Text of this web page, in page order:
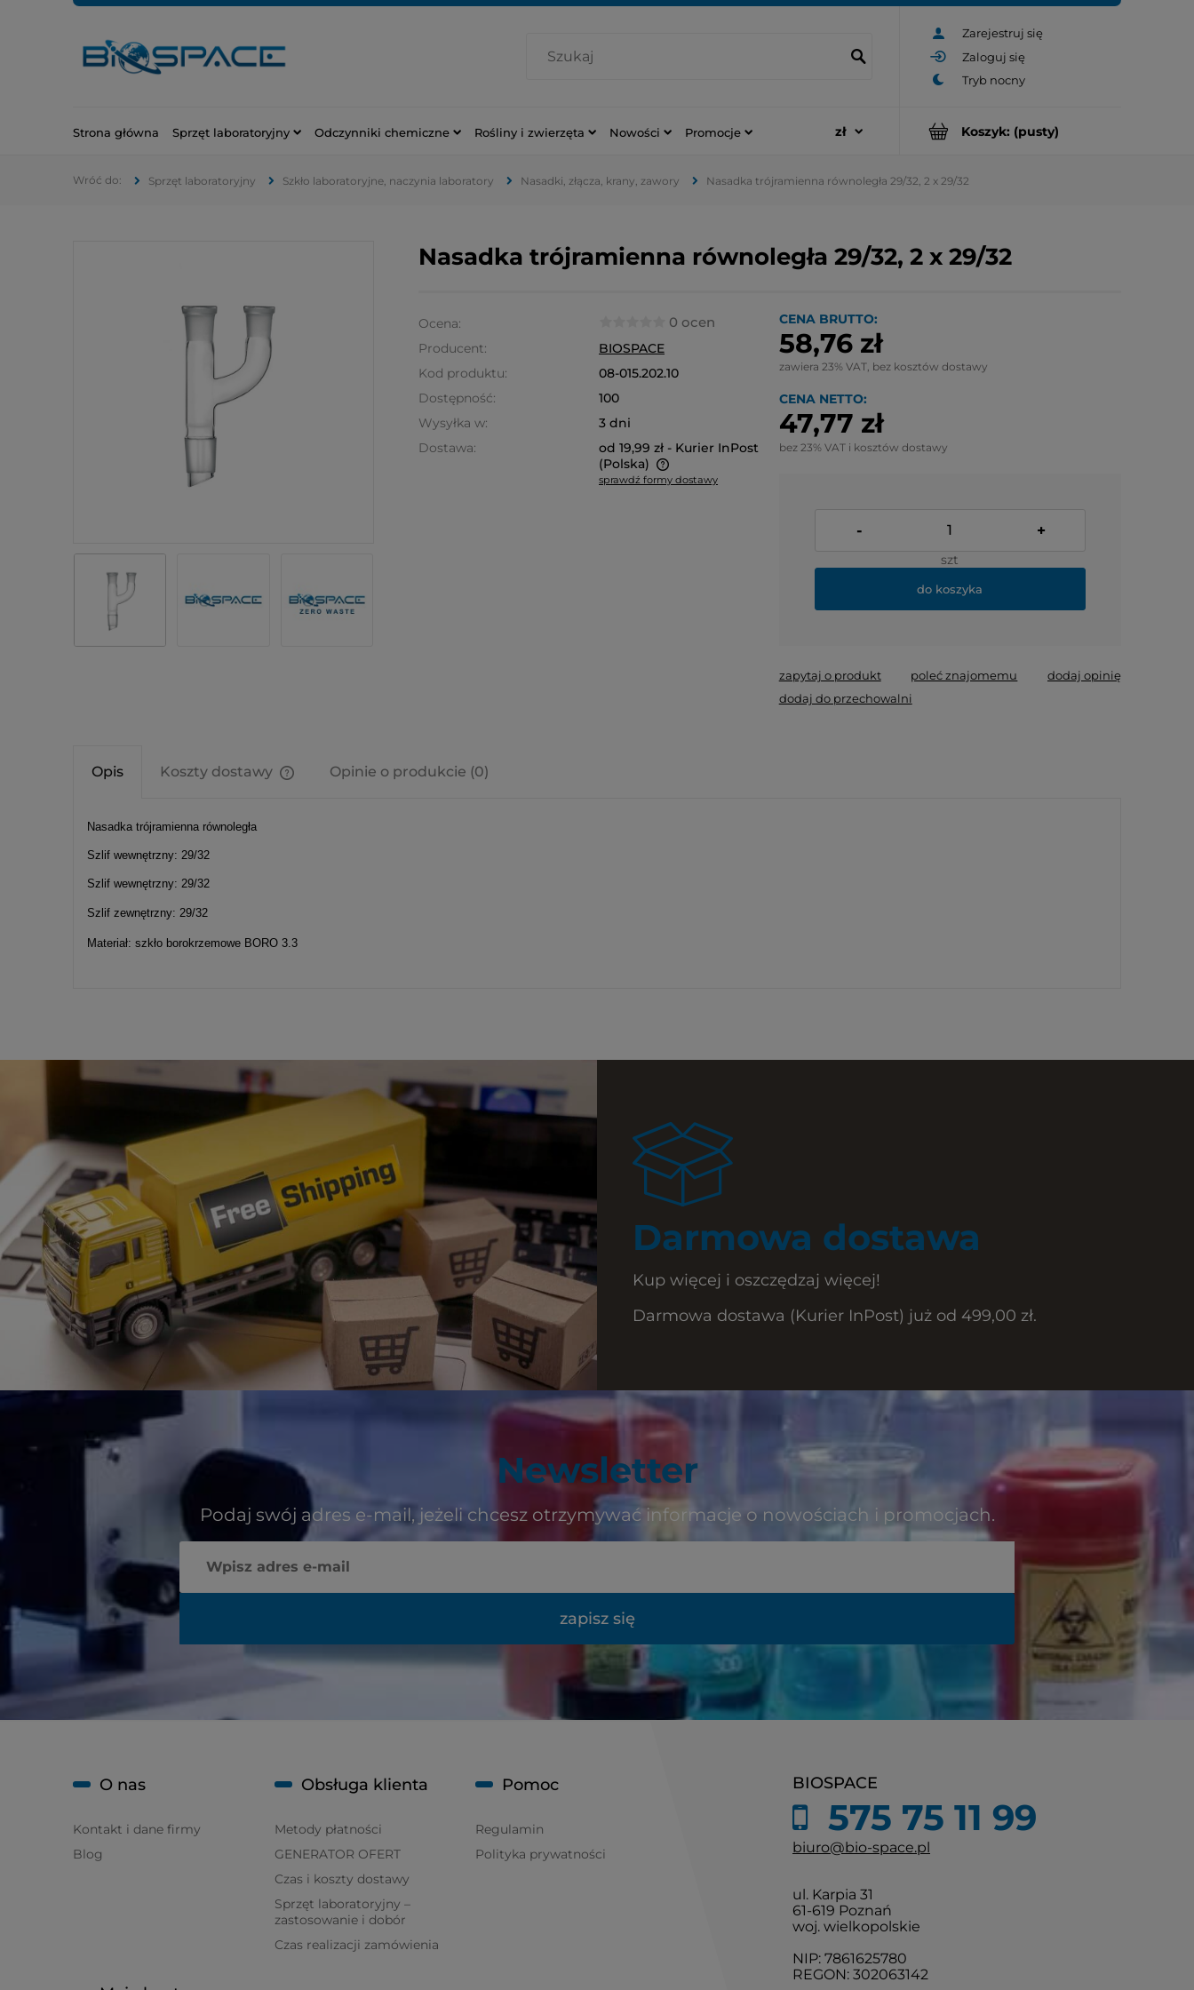
Zarejestruj się
Zaloguj się
Koszyk: (pusty)
Strona główna Sprzęt laboratoryjny Odczynniki chemiczne Rośliny i zwierzęta Nowości Promocje
Sprzęt laboratoryjny Szkło laboratoryjne, naczynia laboratory Nasadki, złącza, krany, zawory Nasadka trójramienna równoległa 29/32, 2 x 29/32
Nasadka trójramienna równoległa 29/32, 2 x 29/32
Ocena: 0 ocen
Producent:
BIOSPACE
Kod produktu:
08-015.202.10
Dostępność:
100
Wysyłka w:
3 dni
Dostawa:
od 19,99 zł - Kurier InPost
(Polska)
sprawdź formy dostawy
CENA BRUTTO:
58,76 zł
zawiera 23% VAT, bez kosztów dostawy
CENA NETTO:
47,77 zł
bez 23% VAT i kosztów dostawy
- +
szt
do koszyka
zapytaj o produkt poleć znajomemu
dodaj opinię
dodaj do przechowalni
Opis Koszty dostawy Opinie o produkcie (0)
Nasadka trójramienna równoległa
Szlif wewnętrzny: 29/32
Szlif wewnętrzny: 29/32
Szlif zewnętrzny: 29/32
Materiał: szkło borokrzemowe BORO 3.3
Darmowa dostawa
Kup więcej i oszczędzaj więcej!
Darmowa dostawa (Kurier InPost) już od 499,00 zł.
Newsletter
Podaj swój adres e-mail, jeżeli chcesz otrzymywać informacje o nowościach i promocjach.
zapisz się
BIOSPACE
575 75 11 99
biuro@bio-space.pl
ul. Karpia 31
61-619 Poznań
woj. wielkopolskie
NIP: 7861625780
REGON: 302063142
O nas
Kontakt i dane firmy
Blog
Obsługa klienta
Metody płatności
GENERATOR OFERT
Czas i koszty dostawy
Sprzęt laboratoryjny –
zastosowanie i dobór
Czas realizacji zamówienia
Pomoc
Regulamin
Polityka prywatności